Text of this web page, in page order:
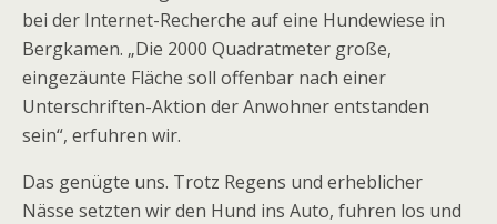
bei der Internet-Recherche auf eine Hundewiese in
Bergkamen. „Die 2000 Quadratmeter große,
eingezäunte Fläche soll offenbar nach einer
Unterschriften-Aktion der Anwohner entstanden
sein“, erfuhren wir.
Das genügte uns. Trotz Regens und erheblicher
Nässe setzten wir den Hund ins Auto, fuhren los und